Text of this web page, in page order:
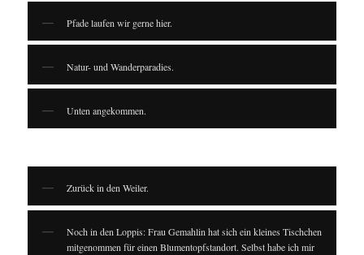
Pfade laufen wir gerne hier.
Natur- und Wanderparadies.
Unten angekommen.
Zurück in den Weiler.
Noch in den Loppis: Frau Gemahlin hat sich ein kleines Tischchen
mitgenommen für einen Blumentopfstandort. Selbst habe ich mir